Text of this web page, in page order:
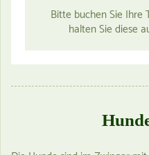
Bitte buchen Sie Ihre
halten Sie diese